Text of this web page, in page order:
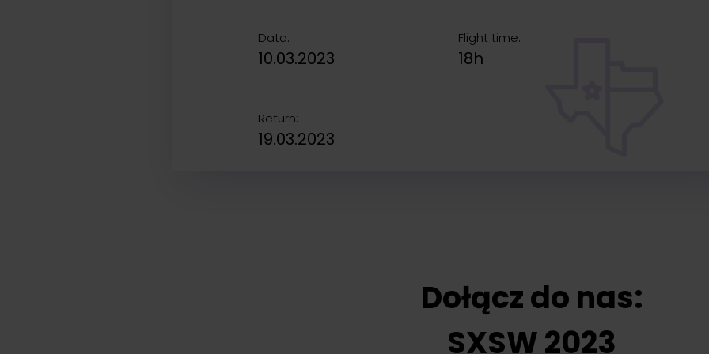
Data:
10.03.2023
Flight time:
18h
Return:
19.03.2023
Dołącz do nas:
SXSW 2023